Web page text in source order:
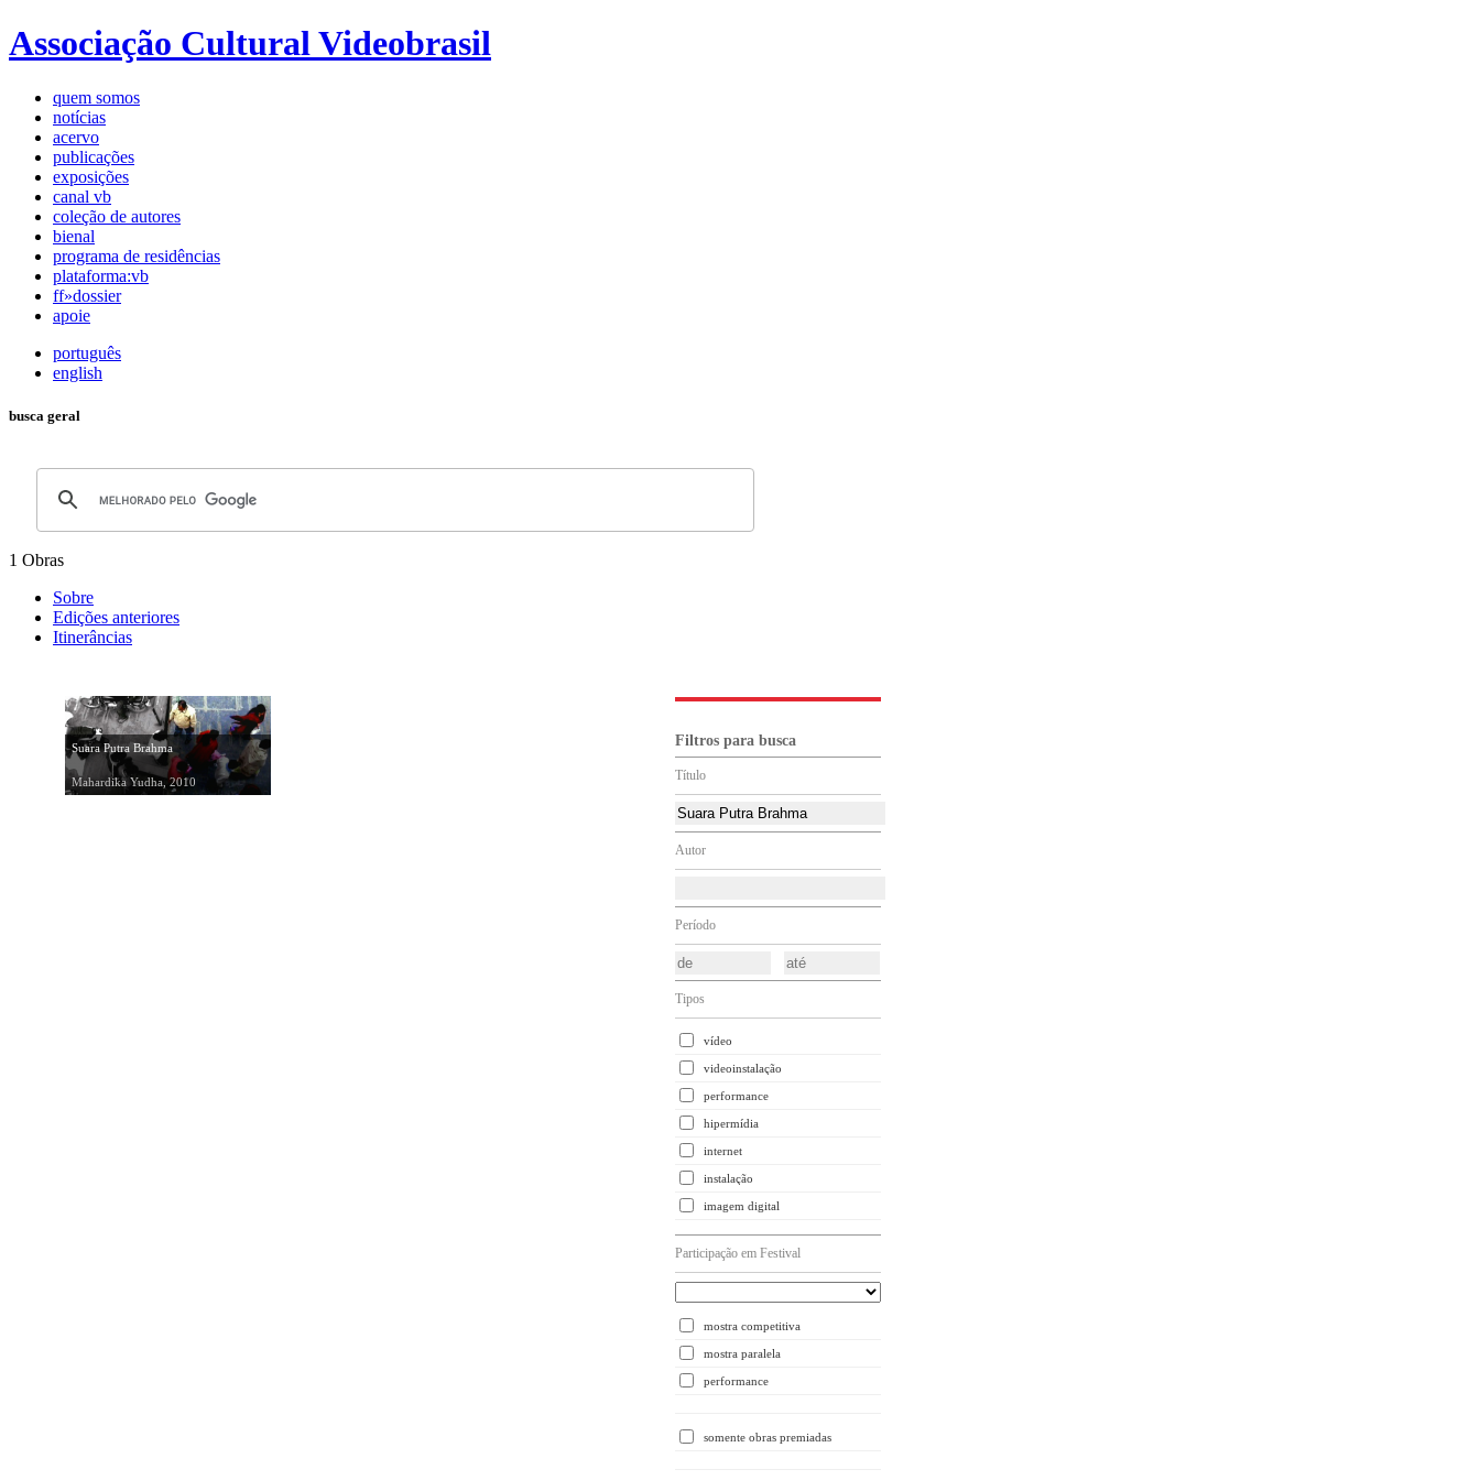
Associação Cultural Videobrasil
quem somos
notícias
acervo
publicações
exposições
canal vb
coleção de autores
bienal
programa de residências
plataforma:vb
ff»dossier
apoie
português
english
busca geral
1 Obras
Sobre
Edições anteriores
Itinerâncias
Suara Putra Brahma
Mahardika Yudha, 2010
Filtros para busca
Título
Autor
Período
Tipos
vídeo
videoinstalação
performance
hipermídia
internet
instalação
imagem digital
Participação em Festival
mostra competitiva
mostra paralela
performance
somente obras premiadas